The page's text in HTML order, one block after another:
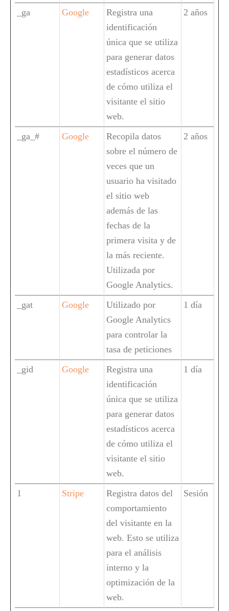
_ga
Google
Registra una
identificación
única que se utiliza
para generar datos
estadísticos acerca
de cómo utiliza el
visitante el sitio
web.
2 años
_ga_# Google
Recopila datos
sobre el número de
veces que un
usuario ha visitado
el sitio web
además de las
fechas de la
primera visita y de
la más reciente.
Utilizada por
Google Analytics.
2 años
_gat Google
Utilizado por
Google Analytics
para controlar la
tasa de peticiones
1 día
_gid Google
Registra una
identificación
única que se utiliza
para generar datos
estadísticos acerca
de cómo utiliza el
visitante el sitio
web.
1 día
1 Stripe
Registra datos del
comportamiento
del visitante en la
web. Esto se utiliza
para el análisis
interno y la
optimización de la
web.
Sesión